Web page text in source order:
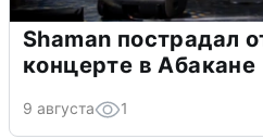
Shaman пострадал
концерте в Абакане
9 августа 1